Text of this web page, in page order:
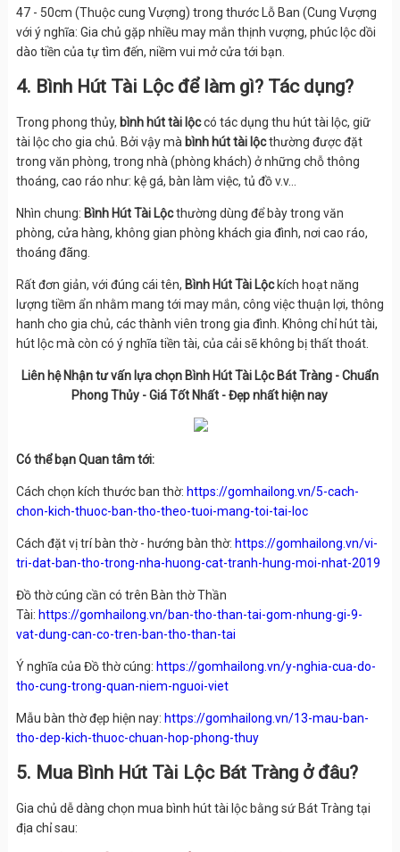
47 - 50cm (Thuộc cung Vượng) trong thước Lỗ Ban (Cung Vượng
với ý nghĩa: Gia chủ gặp nhiều may mắn thịnh vượng, phúc lộc dồi
dào tiền của tự tìm đến, niềm vui mở cửa tới bạn.
4. Bình Hút Tài Lộc để làm gì? Tác dụng?
Trong phong thủy, bình hút tài lộccó tác dụng thu hút tài lộc, giữ
tài lộc cho gia chủ. Bởi vậy mà bình hút tài lộcthường được đặt
trong văn phòng, trong nhà (phòng khách) ở những chỗ thông
thoáng, cao ráo như: kệ gá, bàn làm việc, tủ đồ v.v...
Nhìn chung: Bình Hút Tài Lộcthường dùng để bày trong văn
phòng, cửa hàng, không gian phòng khách gia đình, nơi cao ráo,
thoáng đãng.
Rất đơn giản, với đúng cái tên, Bình Hút Tài Lộckích hoạt năng
lượng tiềm ẩn nhằm mang tới may mắn, công việc thuận lợi, thông
hanh cho gia chủ, các thành viên trong gia đình. Không chỉ hút tài,
hút lộc mà còn có ý nghĩa tiền tài, của cải sẽ không bị thất thoát.
Liên hệ Nhận tư vấn lựa chọn Bình Hút Tài Lộc Bát Tràng - Chuẩn
Phong Thủy - Giá Tốt Nhất - Đẹp nhất hiện nay
Có thể bạn Quan tâm tới:
Cách chọn kích thước ban thờ: https://gomhailong.vn/5-cach-
chon-kich-thuoc-ban-tho-theo-tuoi-mang-toi-tai-loc
Cách đặt vị trí bàn thờ - hướng bàn thờ: https://gomhailong.vn/vi-
tri-dat-ban-tho-trong-nha-huong-cat-tranh-hung-moi-nhat-2019
Đồ thờ cúng cần có trên Bàn thờ Thần
Tài: https://gomhailong.vn/ban-tho-than-tai-gom-nhung-gi-9-
vat-dung-can-co-tren-ban-tho-than-tai
Ý nghĩa của Đồ thờ cúng: https://gomhailong.vn/y-nghia-cua-do-
tho-cung-trong-quan-niem-nguoi-viet
Mẫu bàn thờ đẹp hiện nay: https://gomhailong.vn/13-mau-ban-
tho-dep-kich-thuoc-chuan-hop-phong-thuy
5. Mua Bình Hút Tài Lộc Bát Tràng ở đâu?
Gia chủ dễ dàng chọn mua bình hút tài lộc bằng sứ Bát Tràng tại
địa chỉ sau: